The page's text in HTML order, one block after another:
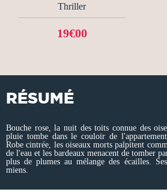
Thriller
19€00
RÉSUMÉ
Bouche rose, la nuit des toits connue des
pluie tombe dans le couloir de
Robe cintrée, les oiseaux morts palpitent
de l'eau et les bardeaux menacent de tomber
plus de plumes au mélange des écailles.
miens.